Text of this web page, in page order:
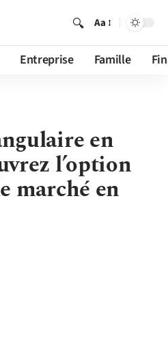
Aa
Entreprise Famille
en
l’option
marché en